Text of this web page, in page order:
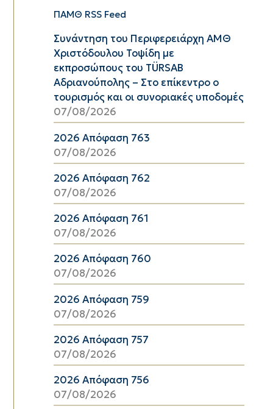
ΠΑΜΘ RSS Feed
Συνάντηση του Περιφερειάρχη ΑΜΘ
Χριστόδουλου Τοψίδη με
εκπροσώπους του TÜRSAB
Αδριανούπολης – Στο επίκεντρο ο
τουρισμός και οι συνοριακές υποδομές
07/08/2026
2026 Απόφαση 763
07/08/2026
2026 Απόφαση 762
07/08/2026
2026 Απόφαση 761
07/08/2026
2026 Απόφαση 760
07/08/2026
2026 Απόφαση 759
07/08/2026
2026 Απόφαση 757
07/08/2026
2026 Απόφαση 756
07/08/2026